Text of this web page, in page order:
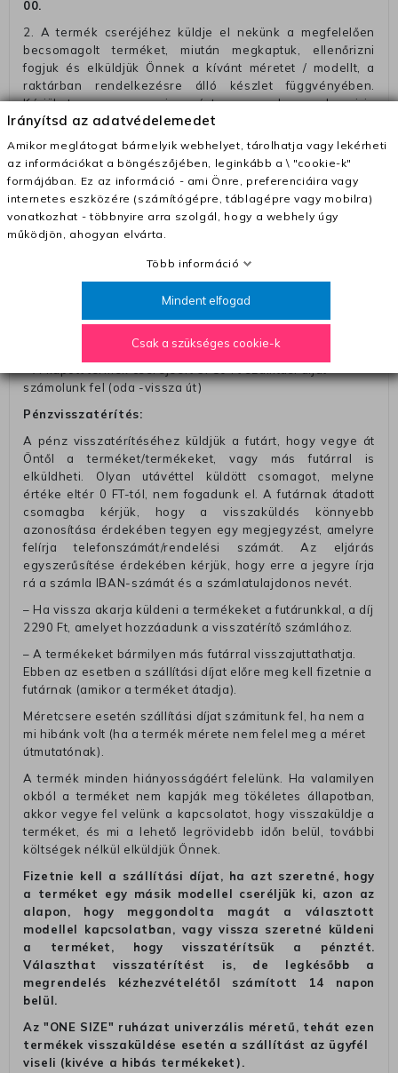
00.
2. A termék cseréjéhez küldje el nekünk a megfelelően
becsomagolt terméket, miután megkaptuk, ellenőrizni
fogjuk és elküldjük Önnek a kívánt méretet / modellt, a
raktárban rendelkezésre álló készlet függvényében.
Kérjük, tegyen egy megjegyzést a csomagba, amelyen irja
a telefonszámát vagy a rendelési számot, hogy
megkönnyitse az azonósitást és a visszatéritést.
Az elküldött csomagok visszautasításra kerülnek, ha
ezeket nem megfelelő módon csomagolják !!
Szállítási díjak:
– Futár - kézbesítés az ország egész területén, 2-3
történő megerősítésétől számítva
– Szállítás 1700 Ft (+400 Ft utánvéttel)
– Ingyenes szállítás 31600 Ft feletti megrendeléseknél
(+400 Ft utánvétte)
számolunk fel (oda -vissza út)
Pénzvisszatérítés:
A pénz visszatérítéséhez küldjük a futárt, hogy vegye át
Öntől a terméket/termékeket, vagy más futárral is
elküldheti. Olyan utávéttel küldött csomagot, melyne
értéke eltér 0 FT-tól, nem fogadunk el. A futárnak átadott
csomagba kérjük, hogy a visszaküldés könnyebb
azonosítása érdekében tegyen egy megjegyzést, amelyre
felírja telefonszámát/rendelési számát. Az eljárás
egyszerűsítése érdekében kérjük, hogy erre a jegyre írja
rá a számla IBAN-számát és a számlatulajdonos nevét.
– Ha vissza akarja küldeni a termékeket a futárunkkal, a díj
2290 Ft, amelyet hozzáadunk a visszatérítő számlához.
– A termékeket bármilyen más futárral visszajuttathatja.
Ebben az esetben a szállítási díjat előre meg kell fizetnie a
futárnak (amikor a terméket átadja).
Méretcsere esetén szállítási díjat számitunk fel, ha nem a
mi hibánk volt (ha a termék mérete nem felel meg a méret
útmutatónak).
A termék minden hiányosságáért felelünk. Ha valamilyen
okból a terméket nem kapják meg tökéletes állapotban,
akkor vegye fel velünk a kapcsolatot, hogy visszaküldje a
terméket, és mi a lehető legrövidebb időn belül, további
költségek nélkül elküldjük Önnek.
Fizetnie kell a szállítási díjat, ha azt szeretné, hogy
a terméket egy másik modellel cseréljük ki, azon az
alapon, hogy meggondolta magát a választott
modellel kapcsolatban, vagy vissza szeretné küldeni
a terméket, hogy visszatérítsük a pénztét.
Választhat visszatérítést is, de legkésőbb a
megrendelés kézhezvételétől számított 14 napon
belül.
Az "ONE SIZE" ruházat univerzális méretű, tehát ezen
termékek visszaküldése esetén a szállítást az ügyfél
viseli (kivéve a hibás termékeket).
Irányítsd az adatvédelemedet
Amikor meglátogat bármelyik webhelyet, tárolhatja vagy lekérheti
az információkat a böngészőjében, leginkább a \ "cookie-k"
formájában. Ez az információ - ami Önre, preferenciáira vagy
internetes eszközére (számítógépre, táblagépre vagy mobilra)
vonatkozhat - többnyire arra szolgál, hogy a webhely úgy
működjön, ahogyan elvárta.
Több információ
Mindent elfogad
Csak a szükséges cookie-k